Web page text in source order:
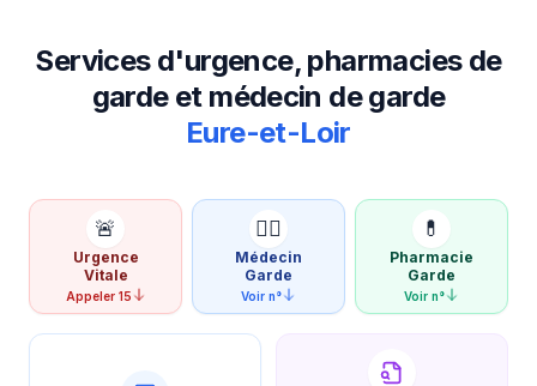
Services d'urgence, pharmacies de
garde et médecin de garde
Eure-et-Loir
🚨
Urgence
Vitale
Appeler 15
👨‍⚕️
Médecin
Garde
Voir n°
💊
Pharmacie
Garde
Voir n°